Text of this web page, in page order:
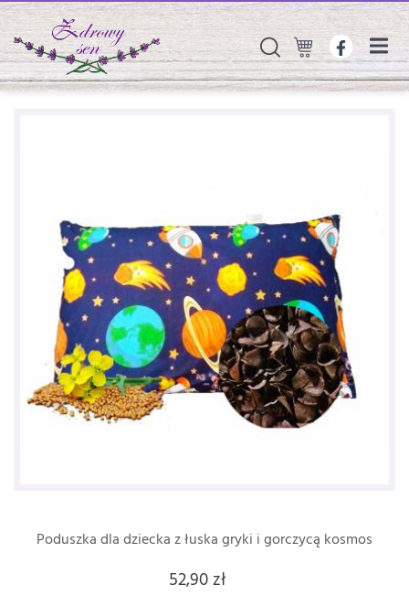
Poduszka dla dziecka z łuska gryki i gorczycą kosmos
52,90 zł